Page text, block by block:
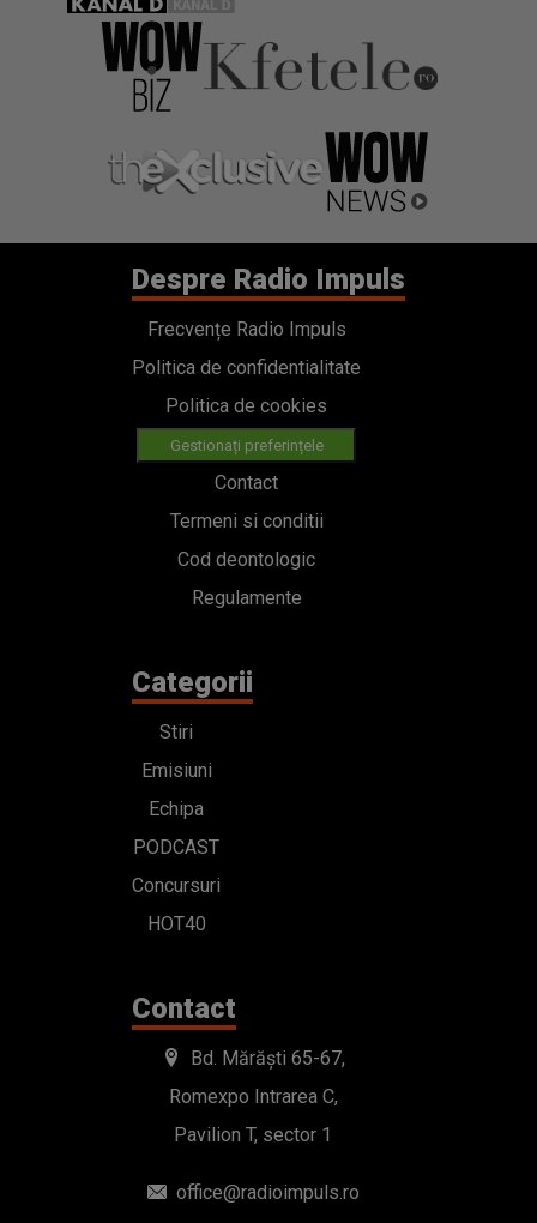
Despre Radio Impuls
Frecvențe Radio Impuls
Politica de confidentialitate
Politica de cookies
Gestionați preferințele
Contact
Termeni si conditii
Cod deontologic
Regulamente
Categorii
Stiri
Emisiuni
Echipa
PODCAST
Concursuri
HOT40
Contact
Bd. Mărăști 65-67,
Romexpo Intrarea C,
Pavilion T, sector 1
office@radioimpuls.ro